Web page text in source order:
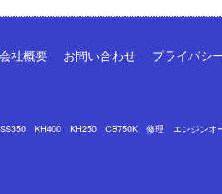
会社概要 お問い合わせ プライバシ
KH400 KH250 CB750K 修理 エンジンオ